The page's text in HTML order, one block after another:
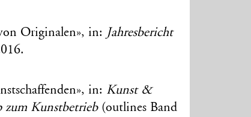
Originalen», in: Jahresbericht
in: Kunst &
zum Kunstbetrieb(outlines Band